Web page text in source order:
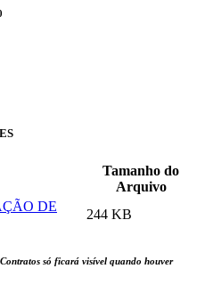
Tamanho do
Arquivo
DE
244 KB
só ficará visível quando houver